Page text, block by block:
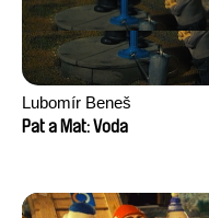
Lubomír Beneš
Pat a Mat: Voda